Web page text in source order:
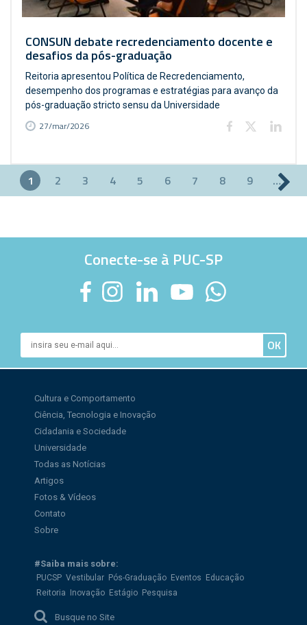
CONSUN debate recredenciamento docente e
desafios da pós-graduação
Reitoria apresentou Política de Recredenciamento,
desempenho dos programas e estratégias para avanço da
pós-graduação stricto sensu da Universidade
27/mar/2026
Páginas
1 2 3 4 5 6 7 8 9 …
Conecte-se à PUC-SP
Cultura e Comportamento
Ciência, Tecnologia e Inovação
Cidadania e Sociedade
Universidade
Todas as Notícias
Artigos
Fotos & Vídeos
Contato
Sobre
#Saiba mais sobre:
PUCSP Vestibular Pós-Graduação Eventos
Educação
Reitoria
Inovação Estágio Pesquisa
Busque no Site